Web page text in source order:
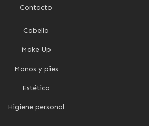
Make Up
Manos y pies
Higiene personal